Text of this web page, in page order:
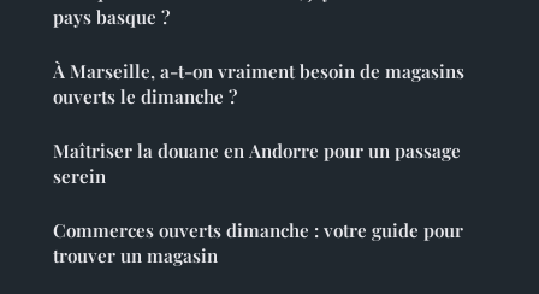
pays basque ?
À Marseille, a-t-on vraiment besoin de magasins
ouverts le dimanche ?
Maîtriser la douane en Andorre pour un passage
serein
Commerces ouverts dimanche : votre guide pour
trouver un magasin